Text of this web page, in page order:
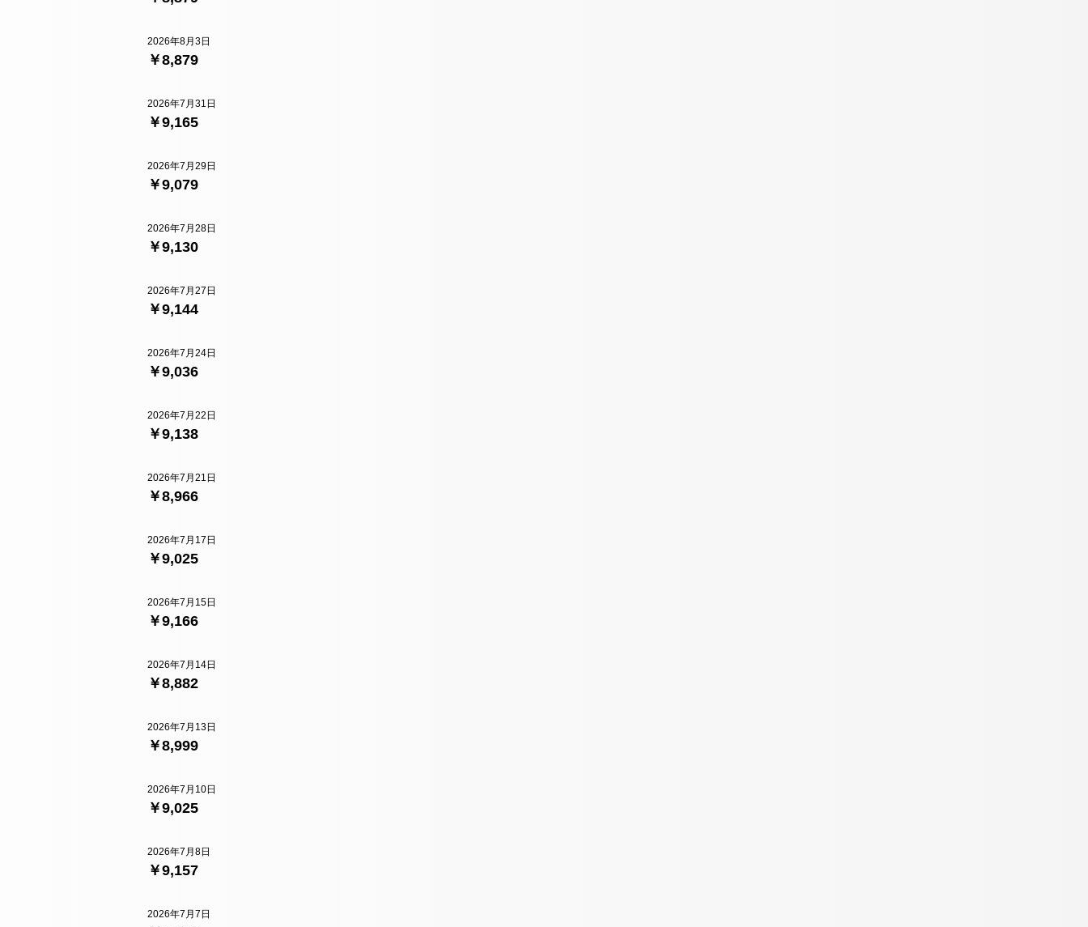
￥8,879
2026年8月3日
￥9,165
2026年7月31日
￥9,079
2026年7月29日
￥9,130
2026年7月28日
￥9,144
2026年7月27日
￥9,036
2026年7月24日
￥9,138
2026年7月22日
￥8,966
2026年7月21日
￥9,025
2026年7月17日
￥9,166
2026年7月15日
￥8,882
2026年7月14日
￥8,999
2026年7月13日
￥9,025
2026年7月10日
￥9,157
2026年7月8日
2026年7月7日